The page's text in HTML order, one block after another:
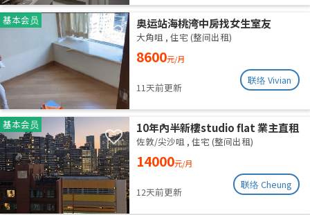
基本会员 奥运站海桃湾中房找女生室友
大角咀 , 住宅 (整间出租)
8600元/月
11天前更新
联络 Vivian
基本会员 10年內半新樓studio flat 業主直租
佐敦/尖沙咀 , 住宅 (整间出租)
14000元/月
12天前更新
联络 Cheung